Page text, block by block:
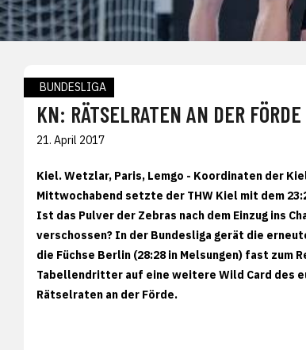
BUNDESLIGA
KN: RÄTSELRATEN AN DER FÖRDE
21. April 2017
Kiel. Wetzlar, Paris, Lemgo - Koordinaten der
Mittwochabend setzte der THW Kiel mit dem
Ist das Pulver der Zebras nach dem Einzug ins
verschossen? In der Bundesliga gerät die
die Füchse Berlin (28:28 in Melsungen) fast
Tabellendritter auf eine weitere Wild Card des
Rätselraten an der Förde.